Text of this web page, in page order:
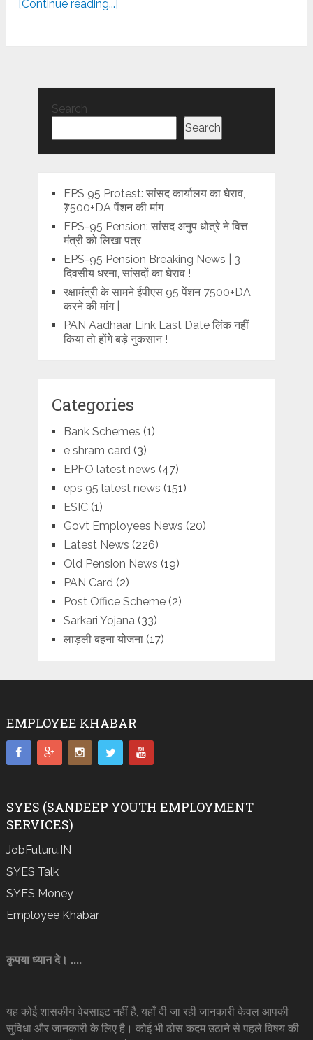
[Continue reading...]
Search
Search
EPS 95 Protest: सांसद कार्यालय का घेराव,
₹7500+DA पेंशन की मांग
EPS-95 Pension: सांसद अनुप धोत्रे ने वित्त
मंत्री को लिखा पत्र
EPS-95 Pension Breaking News | 3
दिवसीय धरना, सांसदों का घेराव !
रक्षामंत्री के सामने ईपीएस 95 पेंशन 7500+DA
करने की मांग |
PAN Aadhaar Link Last Date लिंक नहीं
किया तो होंगे बड़े नुकसान !
Categories
Bank Schemes (1)
e shram card (3)
EPFO latest news (47)
eps 95 latest news (151)
ESIC(1)
Govt Employees News (20)
Latest News (226)
Old Pension News (19)
PAN Card (2)
Post Office Scheme(2)
Sarkari Yojana (33)
लाड़ली बहना योजना(17)
EMPLOYEE KHABAR
SYES (SANDEEP YOUTH EMPLOYMENT
SERVICES)
JobFuturu.IN
SYES Talk
SYES Money
Employee Khabar
कृपया ध्यान दे। ....
यह कोई शासकीय वेबसाइट नहीं है, यहाँ दी जा रही जानकारी केवल आपकी
सुविधा और जानकारी के लिए है। कोई भी ठोस कदम उठाने से पहले विषय की